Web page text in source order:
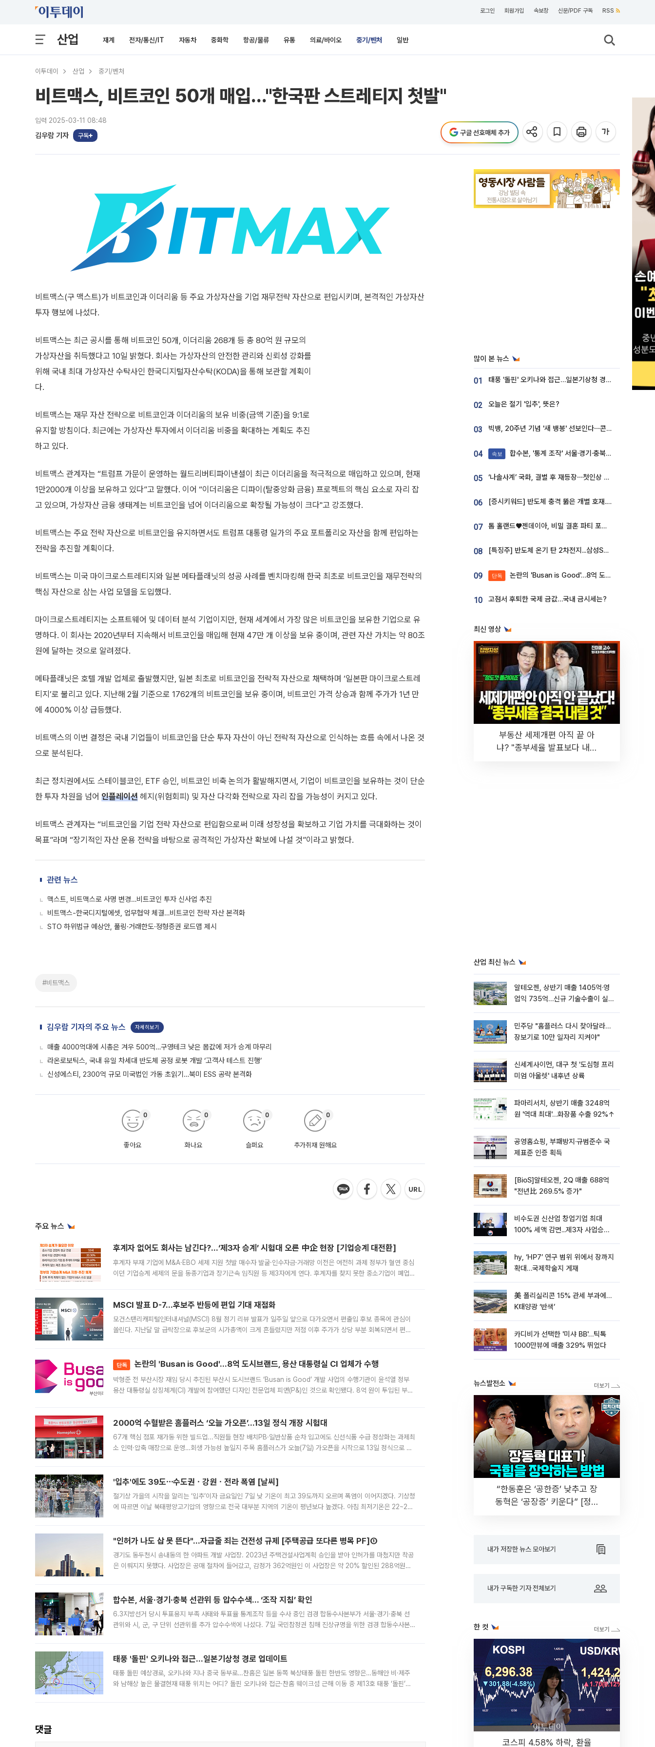
로그인 회원가입 속보창 신문/PDF 구독 RSS
산업 재계 전자/통신/IT 자동차 중화학 항공/물류 유통 의료/바이오 중기/벤처 일반
이투데이 산업 중기/벤처
비트맥스, 비트코인 50개 매입…"한국판 스트레티지 첫발"
입력 2025-03-11 08:48
김우람 기자 구독 구글 선호매체 추가
비트맥스(구 맥스트)가 비트코인과 이더리움 등 주요 가상자산을 기업 재무전략 자산으로 편입시키며, 본격적인 가상자산
투자 행보에 나섰다.
비트맥스는 최근 공시를 통해 비트코인 50개, 이더리움 268개 등 총 80억 원 규모의
가상자산을 취득했다고 10일 밝혔다. 회사는 가상자산의 안전한 관리와 신뢰성 강화를
위해 국내 최대 가상자산 수탁사인 한국디지털자산수탁(KODA)을 통해 보관할 계획이
다.
비트맥스는 재무 자산 전략으로 비트코인과 이더리움의 보유 비중(금액 기준)을 9:1로
유지할 방침이다. 최근에는 가상자산 투자에서 이더리움 비중을 확대하는 계획도 추진
하고 있다.
비트맥스 관계자는 “트럼프 가문이 운영하는 월드리버티파이낸셜이 최근 이더리움을 적극적으로 매입하고 있으며, 현재
1만2000개 이상을 보유하고 있다”고 말했다. 이어 “이더리움은 디파이(탈중앙화 금융) 프로젝트의 핵심 요소로 자리 잡
고 있으며, 가상자산 금융 생태계는 비트코인을 넘어 이더리움으로 확장될 가능성이 크다"고 강조했다.
비트맥스는 주요 전략 자산으로 비트코인을 유지하면서도 트럼프 대통령 일가의 주요 포트폴리오 자산을 함께 편입하는
전략을 추진할 계획이다.
비트맥스는 미국 마이크로스트레티지와 일본 메타플래닛의 성공 사례를 벤치마킹해 한국 최초로 비트코인을 재무전략의
핵심 자산으로 삼는 사업 모델을 도입했다.
마이크로스트레티지는 소프트웨어 및 데이터 분석 기업이지만, 현재 세계에서 가장 많은 비트코인을 보유한 기업으로 유
명하다. 이 회사는 2020년부터 지속해서 비트코인을 매입해 현재 47만 개 이상을 보유 중이며, 관련 자산 가치는 약 80조
원에 달하는 것으로 알려졌다.
메타플래닛은 호텔 개발 업체로 출발했지만, 일본 최초로 비트코인을 전략적 자산으로 채택하며 ‘일본판 마이크로스트레
티지’로 불리고 있다. 지난해 2월 기준으로 1762개의 비트코인을 보유 중이며, 비트코인 가격 상승과 함께 주가가 1년 만
에 4000% 이상 급등했다.
비트맥스의 이번 결정은 국내 기업들이 비트코인을 단순 투자 자산이 아닌 전략적 자산으로 인식하는 흐름 속에서 나온 것
으로 분석된다.
최근 정치권에서도 스테이블코인, ETF 승인, 비트코인 비축 논의가 활발해지면서, 기업이 비트코인을 보유하는 것이 단순
한 투자 차원을 넘어 인플레이션 헤지(위험회피) 및 자산 다각화 전략으로 자리 잡을 가능성이 커지고 있다.
비트맥스 관계자는 “비트코인을 기업 전략 자산으로 편입함으로써 미래 성장성을 확보하고 기업 가치를 극대화하는 것이
목표”라며 “장기적인 자산 운용 전략을 바탕으로 공격적인 가상자산 확보에 나설 것”이라고 밝혔다.
관련 뉴스
맥스트, 비트맥스로 사명 변경…비트코인 투자 신사업 추진
비트맥스-한국디지털에셋, 업무협약 체결…비트코인 전략 자산 본격화
STO 하위법규 예상안, 풀링·거래한도·정형증권 로드맵 제시
#비트맥스
김우람 기자의 주요 뉴스 자세히보기
매출 4000억대에 시총은 겨우 500억…구영테크 낮은 몸값에 저가 승계 마무리
라온로보틱스, 국내 유일 차세대 반도체 공정 로봇 개발 ‘고객사 테스트 진행’
신성에스티, 2300억 규모 미국법인 가동 초읽기…북미 ESS 공략 본격화
좋아요
0
화나요
0
슬퍼요
0
추가취재 원해요
0
주요 뉴스
후계자 없어도 회사는 남긴다?…‘제3자 승계’ 시험대 오른 中企 현장 [기업승계 대전환]
후계자 부재 기업에 M&A·EBO 세제 지원 첫발 매수자 발굴·인수자금·거래망 이전은 여전히 과제 정부가 혈연 중심
이던 기업승계 세제의 문을 동종기업과 장기근속 임직원 등 제3자에게 연다. 후계자를 찾지 못한 중소기업이 폐업
MSCI 발표 D-7…후보주 반등에 편입 기대 재점화
모건스탠리캐피털인터내셔널(MSCI) 8월 정기 리뷰 발표가 일주일 앞으로 다가오면서 편출입 후보 종목에 관심이
쏠린다. 지난달 말 급락장으로 후보군의 시가총액이 크게 흔들렸지만 저점 이후 주가가 상당 부분 회복되면서 편입
단독 논란의 'Busan is Good'…8억 도시브랜드, 용산 대통령실 CI 업체가 수행
박형준 전 부산시장 재임 당시 추진된 부산시 도시브랜드 ‘Busan is Good’ 개발 사업의 수행기관이 윤석열 정부
용산 대통령실 상징체계(CI) 개발에 참여했던 디자인 전문업체 피앤(P&)인 것으로 확인됐다. 8억 원이 투입된 부산
2000억 수혈받은 홈플러스 ‘오늘 가오픈’...13일 정식 개장 시험대
67개 핵심 점포 재가동 위한 빌드업...직원들 현장 배치PB·일반상품 순차 입고에도 신선식품 수급 정상화는 과제최
소 인력·압축 매장으로 운영…회생 가능성 높일지 주목 홈플러스가 오늘(7일) 가오픈을 시작으로 13일 정식으로 재
'입추'에도 39도⋯수도권ㆍ강원ㆍ전라 폭염 [날씨]
절기상 가을의 시작을 알리는 ‘입추’이자 금요일인 7일 낮 기온이 최고 39도까지 오르며 폭염이 이어지겠다. 기상청
에 따르면 이날 북태평양고기압의 영향으로 전국 대부분 지역의 기온이 평년보다 높겠다. 아침 최저기온은 22~27
"인허가 나도 삽 못 뜬다"…자금줄 죄는 건전성 규제 [주택공급 또다른 병목 PF]①
경기도 동두천시 송내동의 한 아파트 개발 사업장. 2023년 주택건설사업계획 승인을 받아 인허가를 마쳤지만 착공
은 이뤄지지 못했다. 사업장은 공매 절차에 들어갔고, 감정가 362억원인 이 사업장은 약 20% 할인된 288억원에
합수본, 서울·경기·충북 선관위 등 압수수색… ‘조작 지침’ 확인
6.3지방선거 당시 투표용지 부족 사태와 투표율 통계조작 등을 수사 중인 검경 합동수사본부가 서울·경기·충북 선
관위와 시, 군, 구 단위 선관위를 추가 압수수색에 나섰다. 7일 국민참정권 침해 진상규명을 위한 검경 합동수사본
태풍 '돌핀' 오키나와 접근…일본기상청 경로 업데이트
태풍 돌핀 예상경로, 오키나와 지나 중국 동부로…찬홈은 일본 동쪽 북상태풍 돌핀 한반도 영향은…동해안 비·제주
와 남해상 높은 물결현재 태풍 위치는 어디? 돌핀 오키나와 접근·찬홈 웨이크섬 근해 이동 중 제13호 태풍 ‘돌핀’이
댓글
많이 본 뉴스
01 태풍 '돌핀' 오키나와 접근…일본기상청 경로 업데이트
02 오늘은 절기 '입추', 뜻은?
03 빅뱅, 20주년 기념 '새 뱅봉' 선보인다⋯콘서트 앞두고 팝업 개최
04 속보 합수본, '통계 조작' 서울·경기·충북 선관위 등 추가 압수수색
05 ‘나솔사계’ 국화, 결별 후 재등장⋯첫인상 투표 휩쓸고 ‘인기녀’ 등극
06 [증시키워드] 반도체 충격 뚫은 개별 호재...포스코퓨처엠·에코프로·한화솔루션 '눈길'
07 톰 홀랜드♥젠데이아, 비밀 결혼 파티 포착⋯호텔 대관비만 9억
08 [특징주] 반도체 온기 탄 2차전지...삼성SDI, 장 초반 7% 넘게 껑충
09 단독 논란의 'Busan is Good'…8억 도시브랜드, 용산 대통령실 CI 업체가 수행
10 고점서 후퇴한 국제 금값…국내 금시세는?
최신 영상
부동산 세제개편 아직 끝 아
냐? "종부세율 발표보다 내릴
산업 최신 뉴스
알테오젠, 상반기 매출 1405억·영
업익 735억…신규 기술수출이 실적
민주당 "홈플러스 다시 찾아달라…
장보기로 10만 일자리 지켜야"
신세계사이먼, 대구 첫 '도심형 프리
미엄 아울렛' 내후년 상륙
파마리서치, 상반기 매출 3248억
원 '역대 최대'…화장품 수출 92%↑
공영홈쇼핑, 부패방지·규범준수 국
제표준 인증 획득
[BioS]알테오젠, 2Q 매출 688억
"전년比 269.5% 증가"
비수도권 신산업 창업기업 최대
100% 세액 감면...제3자 사업승계
hy, ‘HP7’ 연구 범위 위에서 장까지
확대…국제학술지 게재
美 폴리실리콘 15% 관세 부과에…
K태양광 ‘반색’
카디비가 선택한 '미샤 BB'…틱톡
1000만뷰에 매출 329% 뛰었다
뉴스발전소
“한동훈은 ‘공한증’ 낮추고 장
동혁은 ‘공장증’ 키운다” [정치
내가 저장한 뉴스 모아보기
내가 구독한 기자 전체보기
한 컷
코스피 4.58% 하락, 환율